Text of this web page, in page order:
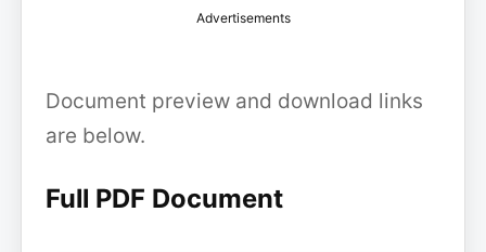
Advertisements
Document preview and download links
are below.
Full PDF Document